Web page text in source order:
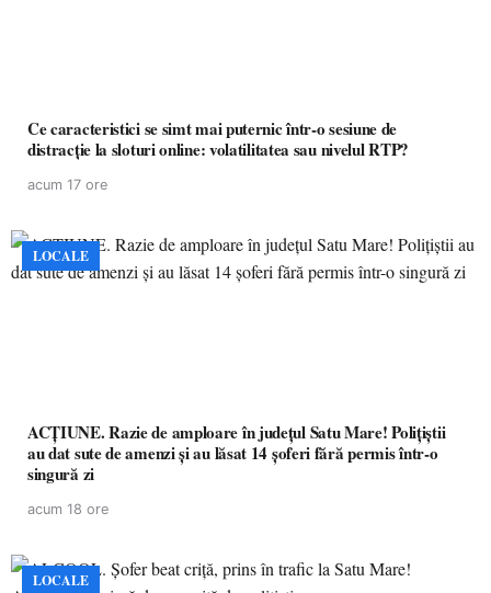
Ce caracteristici se simt mai puternic într-o sesiune de
distracție la sloturi online: volatilitatea sau nivelul RTP?
acum 17 ore
LOCALE
ACȚIUNE. Razie de amploare în județul Satu Mare! Polițiștii
au dat sute de amenzi și au lăsat 14 șoferi fără permis într-o
singură zi
acum 18 ore
LOCALE